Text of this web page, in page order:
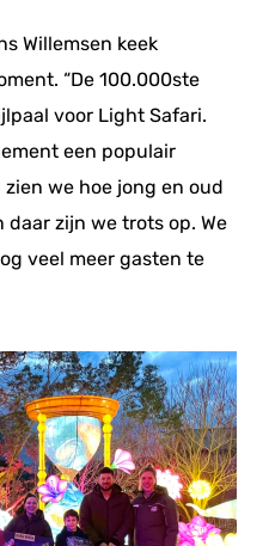
Willemsen keek
“De 100.000ste
voor Light Safari.
een populair
we hoe jong en oud
zijn we trots op. We
veel meer gasten te